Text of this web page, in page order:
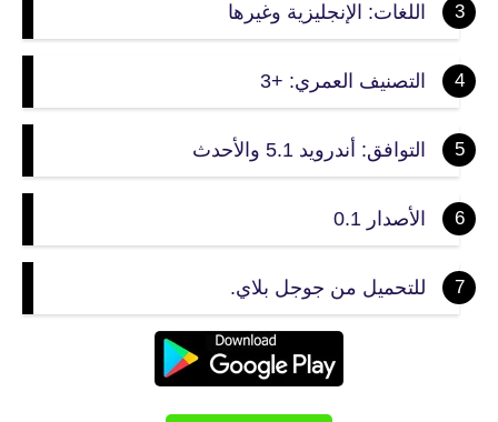
اللغات: الإنجليزية وغيرها
التصنيف العمري: +3
التوافق: أندرويد 5.1 والأحدث
الأصدار 0.1
للتحميل من جوجل بلاي.